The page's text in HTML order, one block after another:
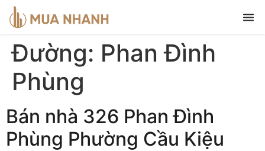
Đường: Phan Đình
Phùng
Bán nhà 326 Phan Đình
Phùng Phường Cầu Kiệu